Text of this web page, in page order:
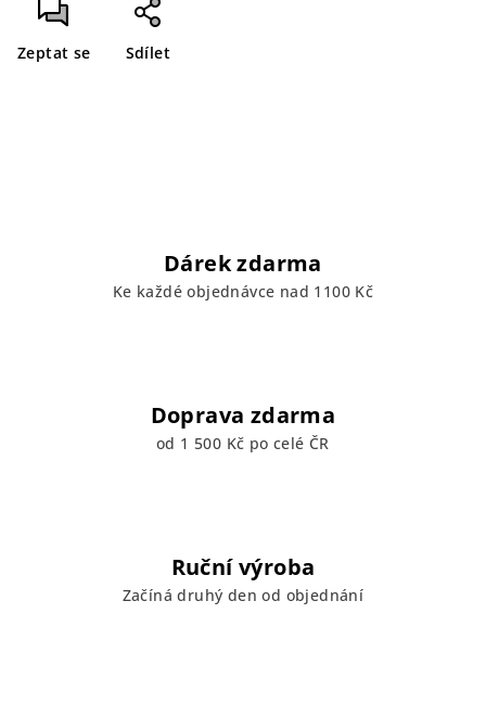
Zeptat se Sdílet
Dárek zdarma
Ke každé objednávce nad 1100 Kč
Doprava zdarma
od 1 500 Kč po celé ČR
Ruční výroba
Začíná druhý den od objednání